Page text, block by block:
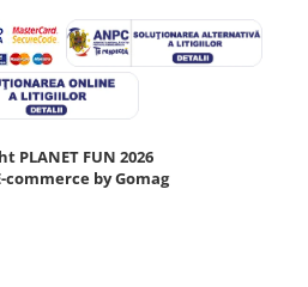
PLANET FUN 2026
commerce by Gomag